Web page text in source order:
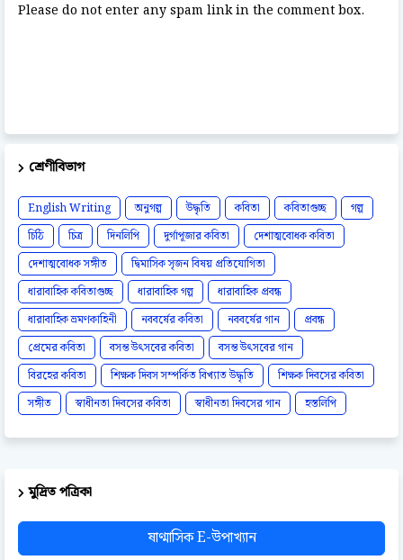
Please do not enter any spam link in the comment box.
শ্রেণীবিভাগ
English Writing অনুগল্প উদ্ধৃতি কবিতা কবিতাগুচ্ছ
গল্প
চিঠি
চিত্র দিনলিপি দুর্গাপূজার কবিতা
দেশাত্মবোধক কবিতা
দেশাত্মবোধক সঙ্গীত
দ্বিমাসিক সৃজন বিষয় প্রতিযোগিতা
ধারাবাহিক কবিতাগুচ্ছ
ধারাবাহিক গল্প
ধারাবাহিক প্রবন্ধ
ধারাবাহিক ভ্রমণকাহিনী
নববর্ষের কবিতা নববর্ষের গান
প্রবন্ধ
প্রেমের কবিতা
বসন্ত উৎসবের কবিতা
বসন্ত উৎসবের গান
বিরহের কবিতা
শিক্ষক দিবস সম্পর্কিত বিখ্যাত উদ্ধৃতি
শিক্ষক দিবসের কবিতা
সঙ্গীত
স্বাধীনতা দিবসের কবিতা স্বাধীনতা দিবসের গান হস্তলিপি
মুদ্রিত পত্রিকা
ষাণ্মাসিক E-উপাখ্যান